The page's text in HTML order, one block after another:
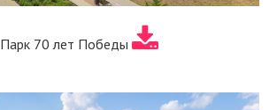
Парк 70 лет Победы